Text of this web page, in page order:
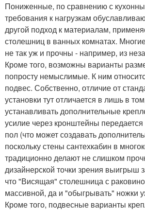
Пониженные, по сравнению с
требования к нагрузкам
другой подход к материалам,
столешниц в ванных комнатах.
не так уж и прочны - например, из
Кроме того, возможны варианты
попросту немыслимые. К ним
подвес. Собственно, отличие от
установки тут отличается в лишь в
устанавливать дополнительные
усилие через кронштейны
пол (что может создавать
поскольку стены сантехкабин в
традиционно делают не слишком
дизайнерской точки зрения выигрыш
что "Висящая" столешница с
массивной, да и "обыгрывать" ножки
Кроме того, подвесные варианты